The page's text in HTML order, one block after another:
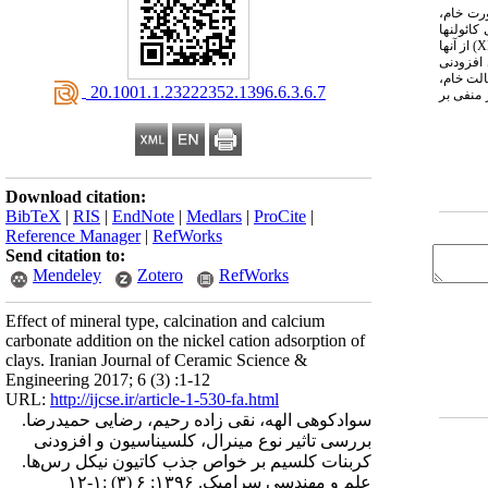
‎ 20.1001.1.23222352.1396.6.3.6.7
Download citation:
BibTeX | RIS | EndNote | Medlars | ProCite |
Reference Manager| RefWorks
Send citation to:
Mendeley
Zotero RefWorks
Effect of mineral type, calcination and calcium
carbonate addition on the nickel cation adsorption of
clays. Iranian Journal of Ceramic Science &
Engineering 2017; 6 (3) :1-12
URL: http://ijcse.ir/article-1-530-fa.html
سوادکوهی الهه، نقی زاده رحیم، رضایی حمیدرضا.
بررسی تاثیر نوع مینرال، کلسیناسیون و افزودنی
کربنات کلسیم بر خواص جذب کاتیون نیکل رس‌ها.
علم و مهندسی سرامیک. ۱۳۹۶; ۶ (۳) :۱-۱۲
خام،
کائولن­ها
) از آنها
خام،
کائولن ایرانی تاثیر منفی بر